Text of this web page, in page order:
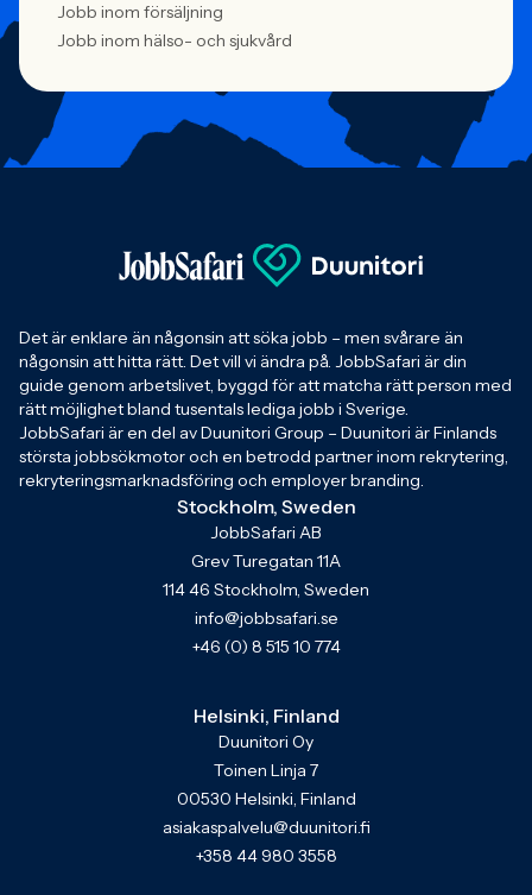
Jobb inom försäljning
Jobb inom hälso- och sjukvård
Det är enklare än någonsin att söka jobb – men svårare än
någonsin att hitta rätt. Det vill vi ändra på. JobbSafari är din
guide genom arbetslivet, byggd för att matcha rätt person med
rätt möjlighet bland tusentals lediga jobb i Sverige.
JobbSafari är en del av Duunitori Group – Duunitori är Finlands
största jobbsökmotor och en betrodd partner inom rekrytering,
rekryteringsmarknadsföring och employer branding.
Stockholm, Sweden
JobbSafari AB
Grev Turegatan 11A
114 46 Stockholm, Sweden
info@jobbsafari.se
+46 (0) 8 515 10 774
Helsinki, Finland
Duunitori Oy
Toinen Linja 7
00530 Helsinki, Finland
asiakaspalvelu@duunitori.fi
+358 44 980 3558